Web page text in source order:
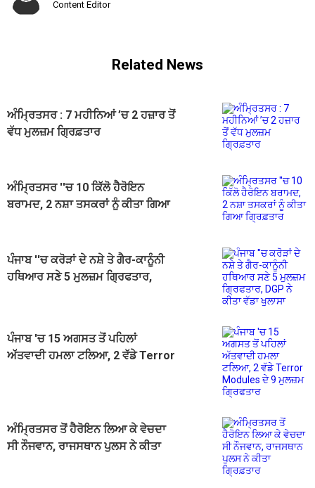
Content Editor
Related News
ਅੰਮ੍ਰਿਤਸਰ : 7 ਮਹੀਨਿਆਂ ’ਚ 2 ਹਜ਼ਾਰ ਤੋਂ
ਵੱਧ ਮੁਲਜ਼ਮ ਗ੍ਰਿਫ਼ਤਾਰ
ਅੰਮ੍ਰਿਤਸਰ ''ਚ 10 ਕਿੱਲੋ ਹੈਰੋਇਨ
ਬਰਾਮਦ, 2 ਨਸ਼ਾ ਤਸਕਰਾਂ ਨੂੰ ਕੀਤਾ ਗਿਆ
ਪੰਜਾਬ ''ਚ ਕਰੋੜਾਂ ਦੇ ਨਸ਼ੇ ਤੇ ਗੈਰ-ਕਾਨੂੰਨੀ
ਹਥਿਆਰ ਸਣੇ 5 ਮੁਲਜ਼ਮ ਗ੍ਰਿਫਤਾਰ,
ਪੰਜਾਬ 'ਚ 15 ਅਗਸਤ ਤੋਂ ਪਹਿਲਾਂ
ਅੱਤਵਾਦੀ ਹਮਲਾ ਟਲਿਆ, 2 ਵੱਡੇ Terror
ਅੰਮ੍ਰਿਤਸਰ ਤੋਂ ਹੈਰੋਇਨ ਲਿਆ ਕੇ ਵੇਚਦਾ
ਸੀ ਨੌਜਵਾਨ, ਰਾਜਸਥਾਨ ਪੁਲਸ ਨੇ ਕੀਤਾ